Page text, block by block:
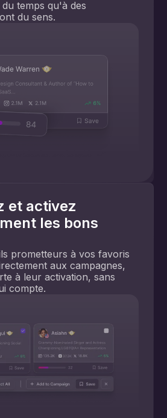
temps qu'à des
du sens.
et activez
les bons
prometteurs à vos favoris
aux campagnes,
à leur activation, sans
compte.